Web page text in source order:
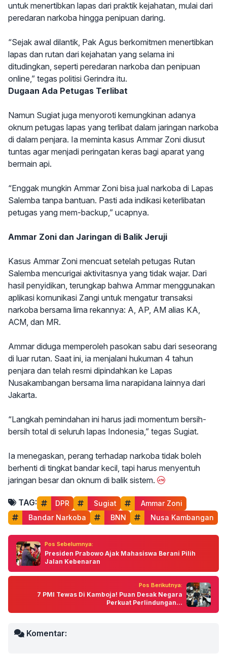
untuk menertibkan lapas dari praktik kejahatan, mulai dari
peredaran narkoba hingga penipuan daring.
“Sejak awal dilantik, Pak Agus berkomitmen menertibkan
lapas dan rutan dari kejahatan yang selama ini
ditudingkan, seperti peredaran narkoba dan penipuan
online,” tegas politisi Gerindra itu.
Dugaan Ada Petugas Terlibat
Namun Sugiat juga menyoroti kemungkinan adanya
oknum petugas lapas yang terlibat dalam jaringan narkoba
di dalam penjara. Ia meminta kasus Ammar Zoni diusut
tuntas agar menjadi peringatan keras bagi aparat yang
bermain api.
“Enggak mungkin Ammar Zoni bisa jual narkoba di Lapas
Salemba tanpa bantuan. Pasti ada indikasi keterlibatan
petugas yang mem-backup,” ucapnya.
Ammar Zoni dan Jaringan di Balik Jeruji
Kasus Ammar Zoni mencuat setelah petugas Rutan
Salemba mencurigai aktivitasnya yang tidak wajar. Dari
hasil penyidikan, terungkap bahwa Ammar menggunakan
aplikasi komunikasi Zangi untuk mengatur transaksi
narkoba bersama lima rekannya: A, AP, AM alias KA,
ACM, dan MR.
Ammar diduga memperoleh pasokan sabu dari seseorang
di luar rutan. Saat ini, ia menjalani hukuman 4 tahun
penjara dan telah resmi dipindahkan ke Lapas
Nusakambangan bersama lima narapidana lainnya dari
Jakarta.
“Langkah pemindahan ini harus jadi momentum bersih-
bersih total di seluruh lapas Indonesia,” tegas Sugiat.
Ia menegaskan, perang terhadap narkoba tidak boleh
berhenti di tingkat bandar kecil, tapi harus menyentuh
jaringan besar dan oknum di balik sistem.
TAG: DPR Sugiat
Ammar Zoni
Bandar Narkoba
BNN Nusa Kambangan
Pos Sebelumnya:
Presiden Prabowo Ajak Mahasiswa Berani Pilih
Jalan Kebenaran
Pos Berikutnya:
7 PMI Tewas Di Kamboja! Puan Desak Negara
Perkuat Perlindungan...
Komentar: